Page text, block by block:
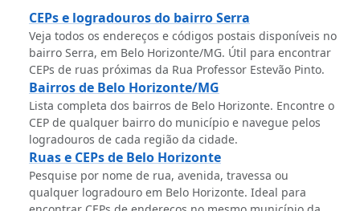
CEPs e logradouros do bairro Serra
Veja todos os endereços e códigos postais disponíveis no
bairro Serra, em Belo Horizonte/MG. Útil para encontrar
CEPs de ruas próximas da Rua Professor Estevão Pinto.
Bairros de Belo Horizonte/MG
Lista completa dos bairros de Belo Horizonte. Encontre o
CEP de qualquer bairro do município e navegue pelos
logradouros de cada região da cidade.
Ruas e CEPs de Belo Horizonte
Pesquise por nome de rua, avenida, travessa ou
qualquer logradouro em Belo Horizonte. Ideal para